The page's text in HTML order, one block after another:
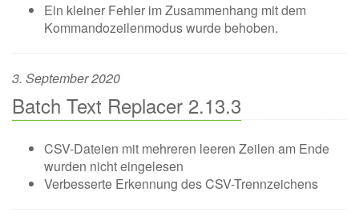
Ein kleiner Fehler im Zusammenhang mit dem
Kommandozeilenmodus wurde behoben.
3. September 2020
Batch Text Replacer 2.13.3
CSV-Dateien mit mehreren leeren Zeilen am Ende
wurden nicht eingelesen
Verbesserte Erkennung des CSV-Trennzeichens